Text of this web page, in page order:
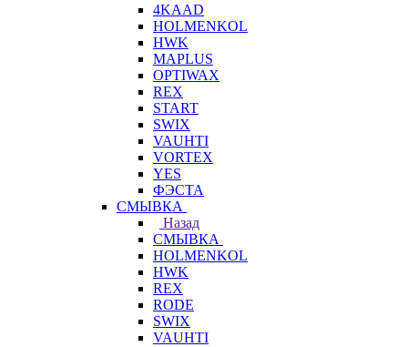
4KAAD
HOLMENKOL
HWK
MAPLUS
OPTIWAX
REX
START
SWIX
VAUHTI
VORTEX
YES
ФЭСТА
СМЫВКА
Назад
СМЫВКА
HOLMENKOL
HWK
REX
RODE
SWIX
VAUHTI